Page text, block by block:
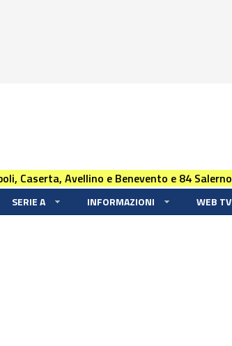
Caserta, Avellino e Benevento e 84 Salerno
SERIE A INFORMAZIONI WEB TV